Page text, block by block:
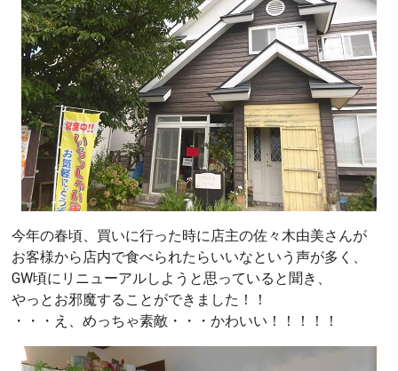
今年の春頃、買いに行った時に店主の佐々木由美さんが
お客様から店内で食べられたらいいなという声が多く、
GW頃にリニューアルしようと思っていると聞き、
やっとお邪魔することができました！！
・・・え、めっちゃ素敵・・・かわいい！！！！！